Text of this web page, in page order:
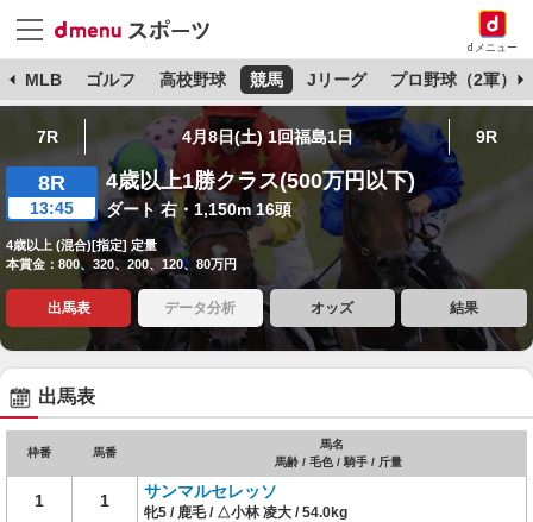
dメニュー
MLB ゴルフ 高校野球 競馬 Jリーグ プロ野球（2軍）
7R 4月8日(土) 1回福島1日 9R
8R
13:45
4歳以上1勝クラス(500万円以下)
ダート 右・1,150m 16頭
4歳以上 (混合)[指定] 定量
本賞金：800、320、200、120、80万円
出馬表 データ分析 オッズ 結果
出馬表
枠番 馬番
馬名
馬齢 / 毛色 / 騎手 / 斤量
1 1 サンマルセレッソ
牝5 / 鹿毛 / △小林 凌大 / 54.0kg